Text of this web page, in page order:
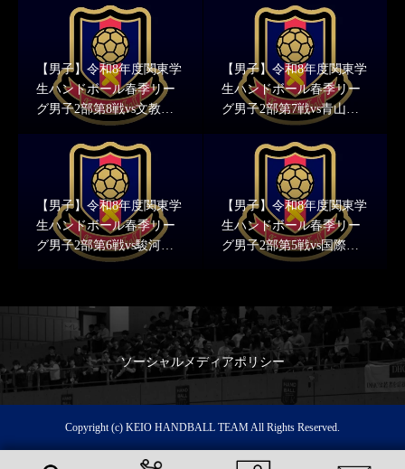
【男子】令和8年度関東学
生ハンドボール春季リー
グ男子2部第8戦vs文教大
学 結果報告
【男子】令和8年度関東学
生ハンドボール春季リー
グ男子2部第7戦vs青山学
院大学 結果報告
【男子】令和8年度関東学
生ハンドボール春季リー
グ男子2部第6戦vs駿河台
大学 結果報告
【男子】令和8年度関東学
生ハンドボール春季リー
グ男子2部第5戦vs国際武
道大学 結果報告
ソーシャルメディアポリシー
Copyright (c) KEIO HANDBALL TEAM All Rights Reserved.